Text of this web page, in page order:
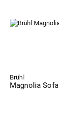
Brühl
Magnolia Sofa